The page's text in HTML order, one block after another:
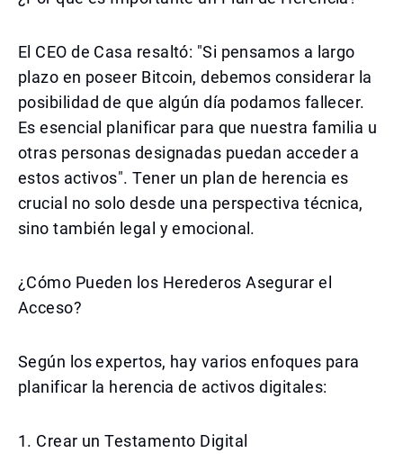
El CEO de Casa resaltó: "Si pensamos a largo
plazo en poseer Bitcoin, debemos considerar la
posibilidad de que algún día podamos fallecer.
Es esencial planificar para que nuestra familia u
otras personas designadas puedan acceder a
estos activos". Tener un plan de herencia es
crucial no solo desde una perspectiva técnica,
sino también legal y emocional.
¿Cómo Pueden los Herederos Asegurar el
Acceso?
Según los expertos, hay varios enfoques para
planificar la herencia de activos digitales:
1. Crear un Testamento Digital